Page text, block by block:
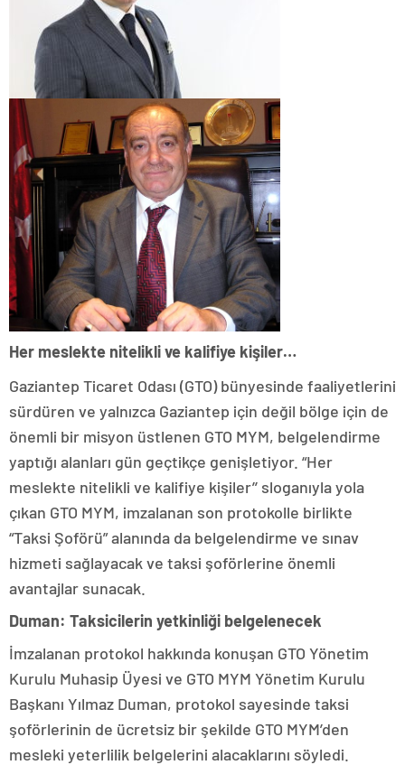
Her meslekte nitelikli ve kalifiye kişiler…
Gaziantep Ticaret Odası (GTO) bünyesinde faaliyetlerini
sürdüren ve yalnızca Gaziantep için değil bölge için de
önemli bir misyon üstlenen GTO MYM, belgelendirme
yaptığı alanları gün geçtikçe genişletiyor. “Her
meslekte nitelikli ve kalifiye kişiler’’ sloganıyla yola
çıkan GTO MYM, imzalanan son protokolle birlikte
“Taksi Şoförü” alanında da belgelendirme ve sınav
hizmeti sağlayacak ve taksi şoförlerine önemli
avantajlar sunacak.
Duman: Taksicilerin yetkinliği belgelenecek
İmzalanan protokol hakkında konuşan GTO Yönetim
Kurulu Muhasip Üyesi ve GTO MYM Yönetim Kurulu
Başkanı Yılmaz Duman, protokol sayesinde taksi
şoförlerinin de ücretsiz bir şekilde GTO MYM’den
mesleki yeterlilik belgelerini alacaklarını söyledi.